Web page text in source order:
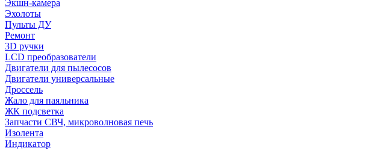
Экшн-камера
Эхолоты
Пульты ДУ
Ремонт
3D ручки
LCD преобразователи
Двигатели для пылесосов
Двигатели универсальные
Дроссель
Жало для паяльника
ЖК подсветка
Запчасти СВЧ, микроволновая печь
Изолента
Индикатор